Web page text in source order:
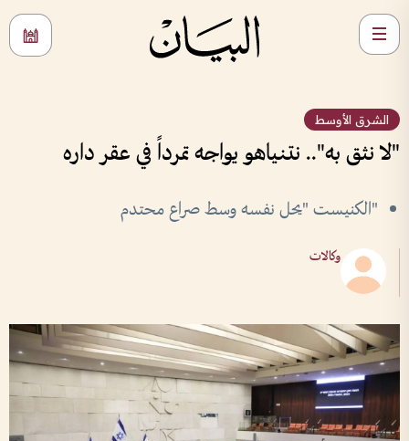
الشرق الأوسط
"لا نثق به".. نتنياهو يواجه تمرداً في عقر داره
"الكنيست "يحل نفسه وسط صراع محتدم
وكالات